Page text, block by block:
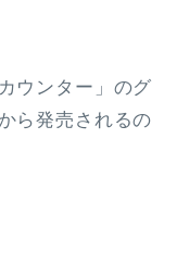
ウンター」のグ
ら発売されるの